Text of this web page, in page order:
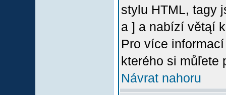
stylu HTML, tagy
a ] a nabízí větąí
Pro více
kterého si můľete
Návrat nahoru